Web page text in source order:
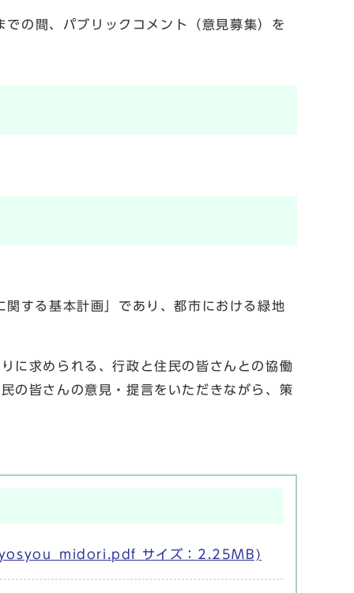
の間、パブリックコメント（意見募集）を
する基本計画」であり、都市における緑地
に求められる、行政と住民の皆さんとの協働
の皆さんの意見・提言をいただきながら、策
サイズ：2.25MB)